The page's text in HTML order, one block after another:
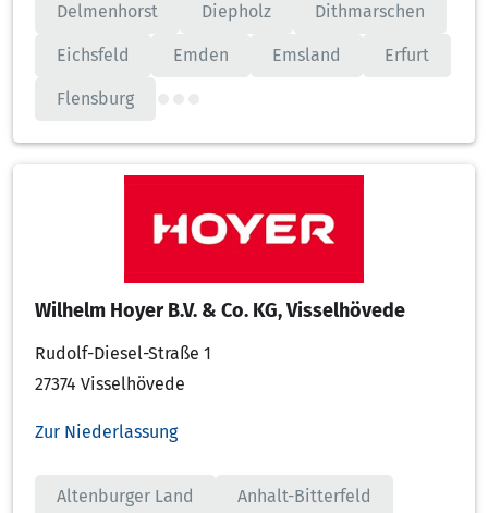
Delmenhorst Diepholz Dithmarschen
Eichsfeld Emden Emsland Erfurt
Flensburg
Wilhelm Hoyer B.V. & Co. KG, Visselhövede
Rudolf-Diesel-Straße 1
27374 Visselhövede
Zur Niederlassung
Altenburger Land Anhalt-Bitterfeld